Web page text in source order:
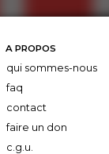
A PROPOS
qui sommes-nous
faq
contact
faire un don
c.g.u.